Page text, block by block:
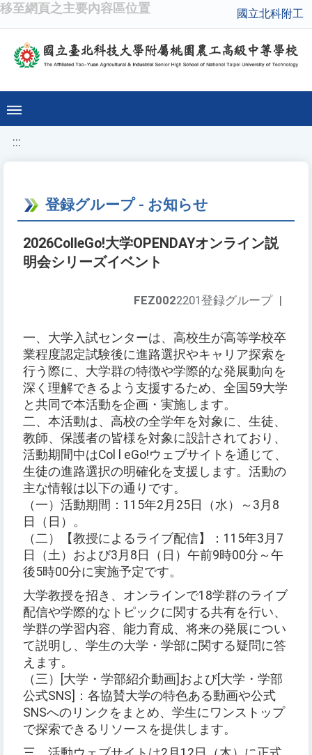
移至網頁之主要內容區位置 國立北科附工
:::
登録グループ - お知らせ
2026ColleGo!大学OPENDAYオンライン説
明会シリーズイベント
FEZ0022201登録グループ |
一、大学入試センターは、高校生が高等学校卒
業程度認定試験後に進路選択やキャリア探索を
行う際に、大学群の特徴や学際的な発展動向を
深く理解できるよう支援するため、全国59大学
と共同で本活動を企画・実施します。
二、本活動は、高校の全学年を対象に、生徒、
教師、保護者の皆様を対象に設計されており、
活動期間中はCol l eGo!ウェブサイトを通じて、
生徒の進路選択の明確化を支援します。活動の
主な情報は以下の通りです。
（一）活動期間：115年2月25日（水）～3月8
日（日）。
（二）【教授によるライブ配信】：115年3月7
日（土）および3月8日（日）午前9時00分～午
後5時00分に実施予定です。
大学教授を招き、オンラインで18学群のライブ
配信や学際的なトピックに関する共有を行い、
学群の学習内容、能力育成、将来の発展につい
て説明し、学生の大学・学部に関する疑問に答
えます。
（三）[大学・学部紹介動画]および[大学・学部
公式SNS]：各協賛大学の特色ある動画や公式
SNSへのリンクをまとめ、学生にワンストップ
で探索できるリソースを提供します。